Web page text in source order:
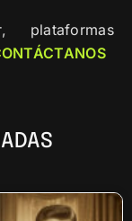
plataformas